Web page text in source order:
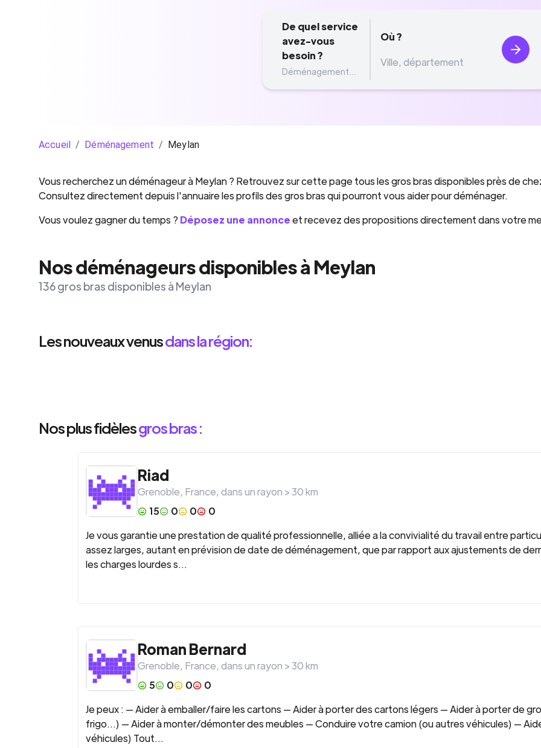
De quel service
avez-vous
besoin ?
Déménagement...
Où ?
Accueil / Déménagement / Meylan
Vous recherchez undéménageuràMeylan? Retrouvez sur cette page tous les gros bras disponibles près de
Consultez directement depuis l'annuaire les profils des gros bras qui pourront vous aider pour déménager.
Vous voulez gagner du temps ? Déposez une annonceet recevez des propositions directement dans votre
Nos déménageurs disponibles à Meylan
136 gros bras disponibles à Meylan
Les nouveaux venusdans la région:
Nos plus fidèlesgros bras :
Riad
Grenoble, France, dans un rayon >30km
15
0 0
0
Je vous garantie une prestation de qualité professionnelle, alliée a la convivialité du travail entre
assez larges, autant en prévision de date de déménagement, que par rapport aux ajustements de
les charges lourdes s...
Roman Bernard
Grenoble, France, dans un rayon >30km
5
0 0
0
Je peux : — Aider à emballer/faire les cartons — Aider à porter des cartons légers — Aider à porter de
frigo...) — Aider à monter/démonter des meubles — Conduire votre camion (ou autres véhicules) —
véhicules) Tout...